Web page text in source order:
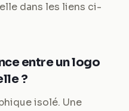
dans les liens ci-
entre un logo
?
isolé. Une